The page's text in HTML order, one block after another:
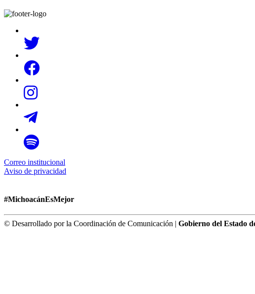
Correo institucional
Aviso de privacidad
#MichoacánEsMejor
© Desarrollado por la Coordinación de Comunicación | Gobierno del Estado